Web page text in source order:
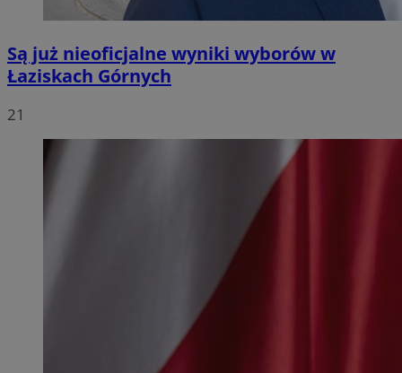
Są już nieoficjalne wyniki wyborów w
Łaziskach Górnych
21